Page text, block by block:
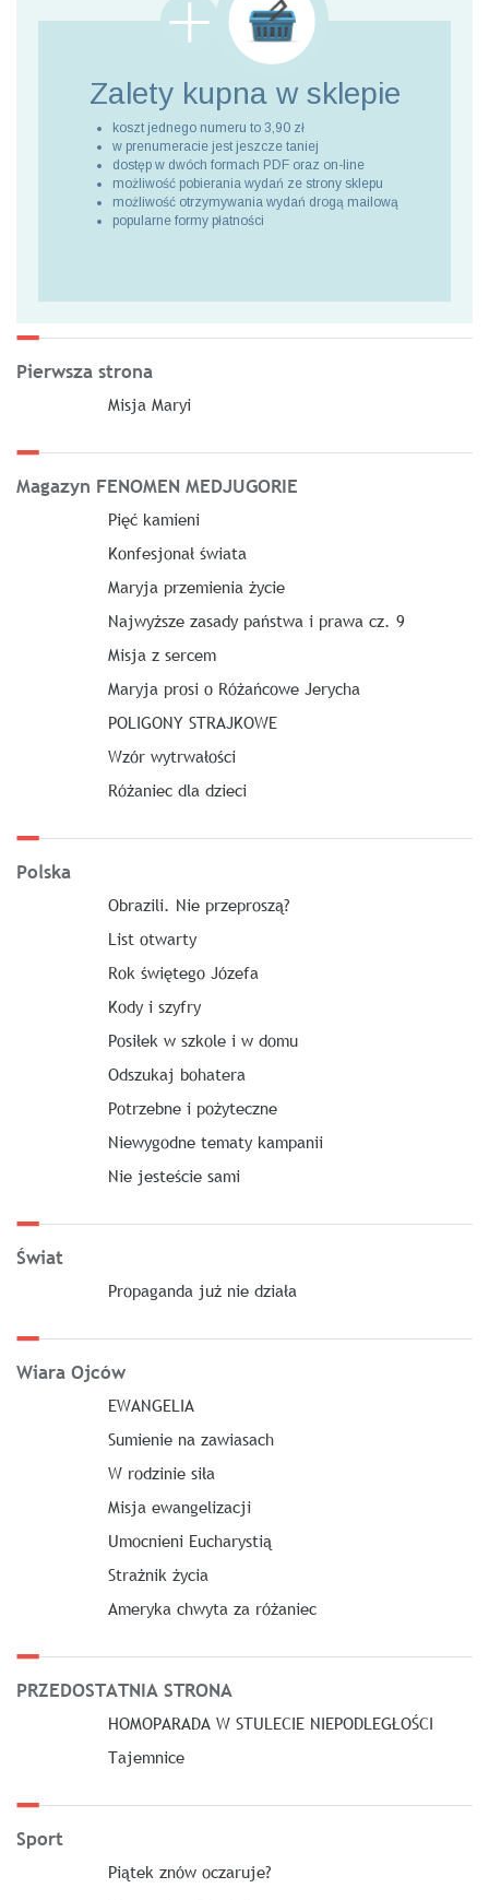
Zalety kupna w sklepie
koszt jednego numeru to 3,90 zł
w prenumeracie jest jeszcze taniej
dostęp w dwóch formach PDF oraz on-line
możliwość pobierania wydań ze strony sklepu
możliwość otrzymywania wydań drogą mailową
popularne formy płatności
Pierwsza strona
Misja Maryi
Magazyn FENOMEN MEDJUGORIE
Pięć kamieni
Konfesjonał świata
Maryja przemienia życie
Najwyższe zasady państwa i prawa cz. 9
Misja z sercem
Maryja prosi o Różańcowe Jerycha
POLIGONY STRAJKOWE
Wzór wytrwałości
Różaniec dla dzieci
Polska
Obrazili. Nie przeproszą?
List otwarty
Rok świętego Józefa
Kody i szyfry
Posiłek w szkole i w domu
Odszukaj bohatera
Potrzebne i pożyteczne
Niewygodne tematy kampanii
Nie jesteście sami
Świat
Propaganda już nie działa
Wiara Ojców
EWANGELIA
Sumienie na zawiasach
W rodzinie siła
Misja ewangelizacji
Umocnieni Eucharystią
Strażnik życia
Ameryka chwyta za różaniec
PRZEDOSTATNIA STRONA
HOMOPARADA W STULECIE NIEPODLEGŁOŚCI
Tajemnice
Sport
Piątek znów oczaruje?